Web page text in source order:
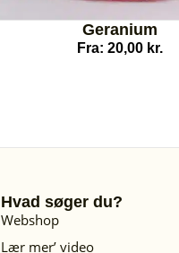
Geranium
Fra: 20,00 kr.
Hvad søger du?
Webshop
Lær mer’ video